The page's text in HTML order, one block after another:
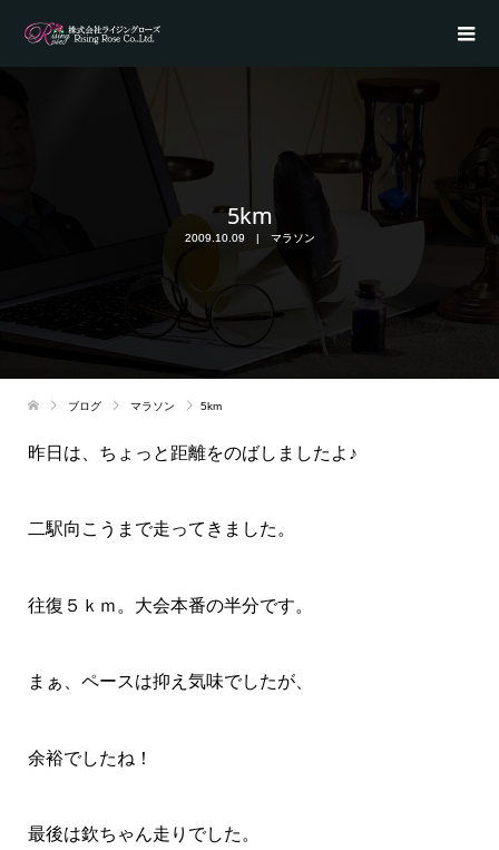
5km
2009.10.09 マラソン
ブログ マラソン 5km
昨日は、ちょっと距離をのばしましたよ♪
二駅向こうまで走ってきました。
往復５ｋｍ。大会本番の半分です。
まぁ、ペースは抑え気味でしたが、
余裕でしたね！
最後は欽ちゃん走りでした。